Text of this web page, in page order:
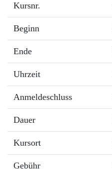
Kursnr.
Beginn
Ende
Uhrzeit
Anmeldeschluss
Dauer
Kursort
Gebühr